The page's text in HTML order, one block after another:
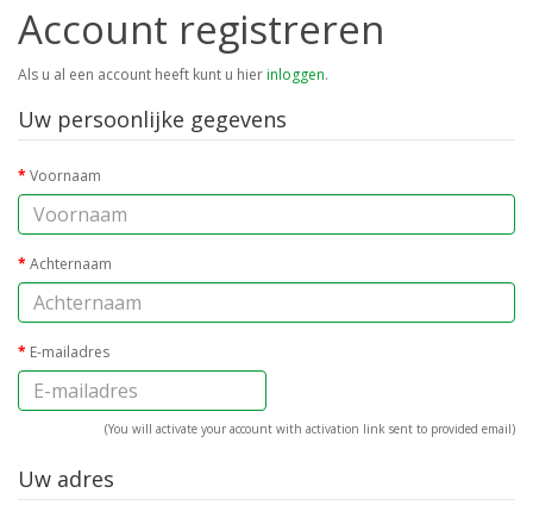
Account registreren
Als u al een account heeft kunt u hierinloggen.
Uw persoonlijke gegevens
Voornaam
Achternaam
E-mailadres
(You will activate your account with activation link sent to provided email)
Uw adres